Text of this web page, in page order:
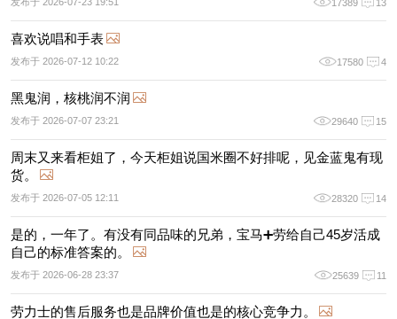
17389 13
喜欢说唱和手表
发布于 2026-07-12 10:22 17580 4
黑鬼润，核桃润不润
发布于 2026-07-07 23:21 29640 15
周末又来看柜姐了，今天柜姐说国米圈不好排呢，见金蓝鬼有现
货。
发布于 2026-07-05 12:11 28320 14
是的，一年了。有没有同品味的兄弟，宝马➕劳给自己45岁活成
自己的标准答案的。
发布于 2026-06-28 23:37 25639 11
劳力士的售后服务也是品牌价值也是的核心竞争力。